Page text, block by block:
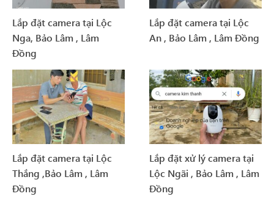
Lắp đặt camera tại Lộc
Nga, Bảo Lâm , Lâm
Đồng
Lắp đặt camera tại Lộc
An , Bảo Lâm , Lâm Đồng
Lắp đặt camera tại Lộc
Thắng ,Bảo Lâm , Lâm
Đồng
Lắp đặt xử lý camera tại
Lộc Ngãi , Bảo Lâm , Lâm
Đồng